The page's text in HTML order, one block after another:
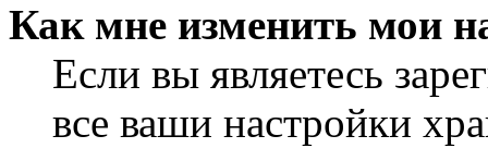
Как мне изменить мои
Если вы являетесь
все ваши настройки